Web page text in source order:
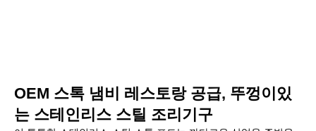
OEM 스톡 냄비 레스토랑 공급, 뚜껑이있
는 스테인리스 스틸 조리기구